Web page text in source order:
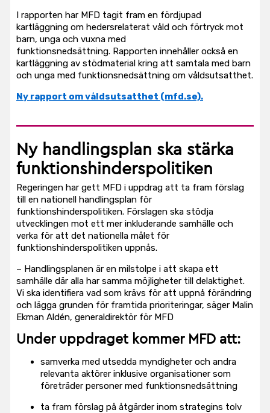
I rapporten har MFD tagit fram en fördjupad
kartläggning om hedersrelaterat våld och förtryck mot
barn, unga och vuxna med
funktionsnedsättning. Rapporten innehåller också en
kartläggning av stödmaterial kring att samtala med barn
och unga med funktionsnedsättning om våldsutsatthet.
Ny rapport om våldsutsatthet (mfd.se).
Ny handlingsplan ska stärka
funktionshinderspolitiken
Regeringen har gett MFD i uppdrag att ta fram förslag
till en nationell handlingsplan för
funktionshinderspolitiken. Förslagen ska stödja
utvecklingen mot ett mer inkluderande samhälle och
verka för att det nationella målet för
funktionshinderspolitiken uppnås.
– Handlingsplanen är en milstolpe i att skapa ett
samhälle där alla har samma möjligheter till delaktighet.
Vi ska identifiera vad som krävs för att uppnå förändring
och lägga grunden för framtida prioriteringar, säger Malin
Ekman Aldén, generaldirektör för MFD
Under uppdraget kommer MFD att:
samverka med utsedda myndigheter och andra
relevanta aktörer inklusive organisationer som
företräder personer med funktionsnedsättning
ta fram förslag på åtgärder inom strategins tolv